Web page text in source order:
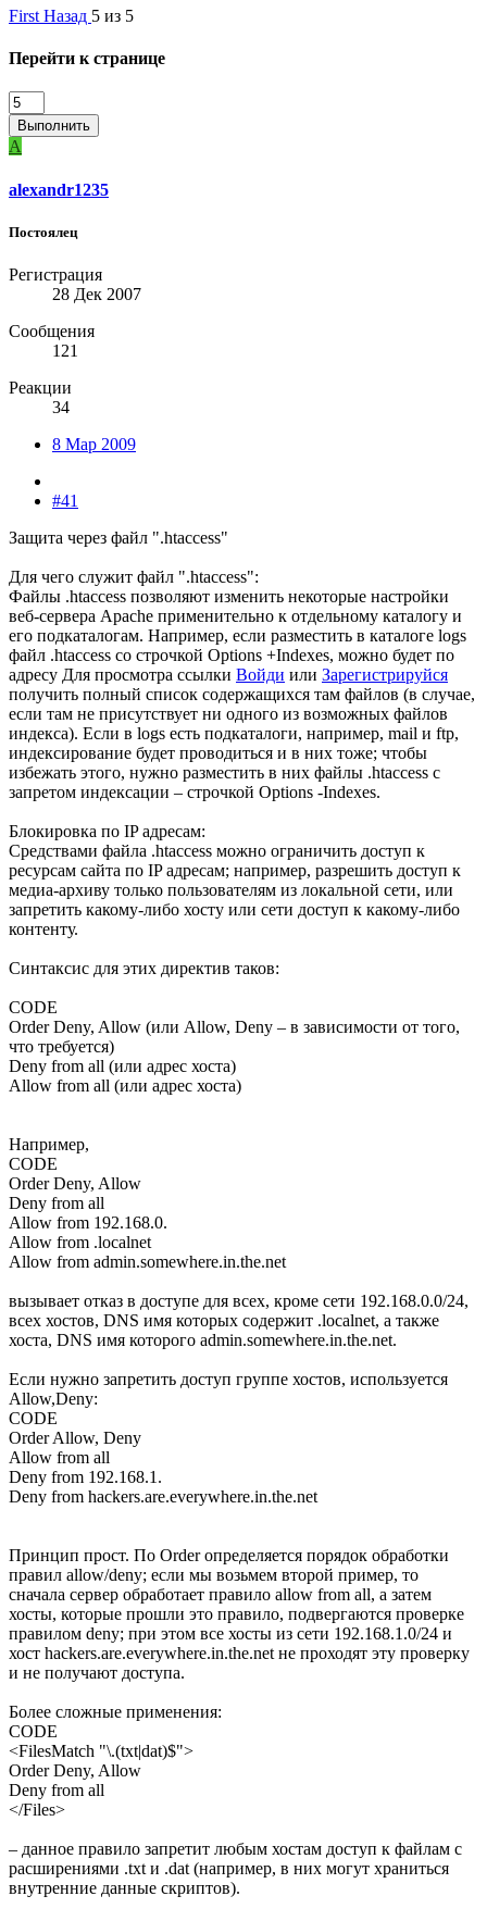
First Назад 5 из 5
Перейти к странице
Выполнить
A
alexandr1235
Постоялец
Регистрация
28 Дек 2007
Сообщения
121
Реакции
34
8 Мар 2009
#41
Защита через файл ".htaccess"
Для чего служит файл ".htaccess":
Файлы .htaccess позволяют изменить некоторые настройки
веб-сервера Apache применительно к отдельному каталогу и
его подкаталогам. Например, если разместить в каталоге logs
файл .htaccess со строчкой Options +Indexes, можно будет по
адресу Для просмотра ссылки Войди или Зарегистрируйся
получить полный список содержащихся там файлов (в случае,
если там не присутствует ни одного из возможных файлов
индекса). Если в logs есть подкаталоги, например, mail и ftp,
индексирование будет проводиться и в них тоже; чтобы
избежать этого, нужно разместить в них файлы .htaccess с
запретом индексации – строчкой Options -Indexes.
Блокировка по IP адресам:
Средствами файла .htaccess можно ограничить доступ к
ресурсам сайта по IP адресам; например, разрешить доступ к
медиа-архиву только пользователям из локальной сети, или
запретить какому-либо хосту или сети доступ к какому-либо
контенту.
Синтаксис для этих директив таков:
CODE
Order Deny, Allow (или Allow, Deny – в зависимости от того,
что требуется)
Deny from all (или адрес хоста)
Allow from all (или адрес хоста)
Например,
CODE
Order Deny, Allow
Deny from all
Allow from 192.168.0.
Allow from .localnet
Allow from admin.somewhere.in.the.net
вызывает отказ в доступе для всех, кроме сети 192.168.0.0/24,
всех хостов, DNS имя которых содержит .localnet, а также
хоста, DNS имя которого admin.somewhere.in.the.net.
Если нужно запретить доступ группе хостов, используется
Allow,Deny:
CODE
Order Allow, Deny
Allow from all
Deny from 192.168.1.
Deny from hackers.are.everywhere.in.the.net
Принцип прост. По Order определяется порядок обработки
правил allow/deny; если мы возьмем второй пример, то
сначала сервер обработает правило allow from all, а затем
хосты, которые прошли это правило, подвергаются проверке
правилом deny; при этом все хосты из сети 192.168.1.0/24 и
хост hackers.are.everywhere.in.the.net не проходят эту проверку
и не получают доступа.
Более сложные применения:
CODE
<FilesMatch "\.(txt|dat)$">
Order Deny, Allow
Deny from all
</Files>
– данное правило запретит любым хостам доступ к файлам с
расширениями .txt и .dat (например, в них могут храниться
внутренние данные скриптов).